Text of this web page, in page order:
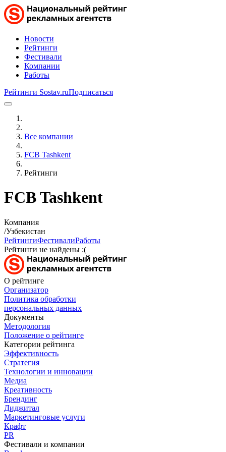
Новости
Рейтинги
Фестивали
Компании
Работы
Рейтинги Sostav.ruПодписаться
Все компании
FCB Tashkent
Рейтинги
FCB Tashkent
Компания
/Узбекистан
РейтингиФестивалиРаботы
Рейтинги не найдены :(
О рейтинге
Организатор
Политика обработки
персональных данных
Документы
Методология
Положение о рейтинге
Категории рейтинга
Эффективность
Стратегия
Технологии и инновации
Медиа
Креативность
Брендинг
Диджитал
Маркетинговые услуги
Крафт
PR
Фестивали и компании